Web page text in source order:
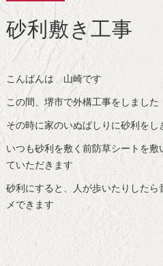
砂利敷き工事
こんばんは 山崎です
この間、堺市で外構工事をしました
その時に家のいぬばしりに砂利をし
いつも砂利を敷く前防草シートを
ていただきます
砂利にすると、人が歩いたりした
メできます